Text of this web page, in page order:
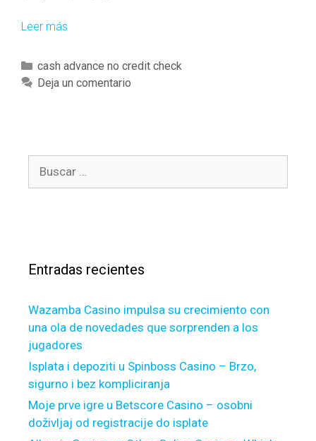
r
e
s
c
o
Leer más
w
s
r
p
a
n
t
f
a
n
C
a
r
í
cash advance no credit check
Deja un comentario
:Entradas recientes
Wazamba Casino impulsa su crecimiento con
una ola de novedades que sorprenden a los
jugadores
Isplata i depoziti u Spinboss Casino – Brzo,
sigurno i bez kompliciranja
Moje prve igre u Betscore Casino – osobni
doživljaj od registracije do isplate